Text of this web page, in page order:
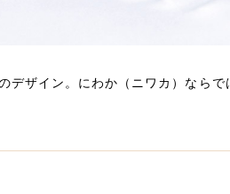
ザイン。にわか（ニワカ）なら